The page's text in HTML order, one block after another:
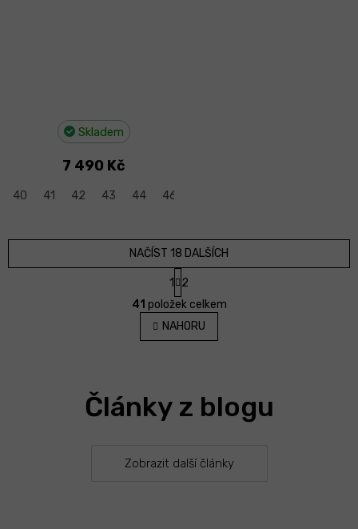
Skladem
7 490 Kč
40 41 42 43 44 46
O
v
l
á
í
p
k
NAČÍST 18 DALŠÍCH
S
t
r
á
n
k
í
1
2
41 položek celkem
NAHORU
Články z blogu
Zobrazit další články